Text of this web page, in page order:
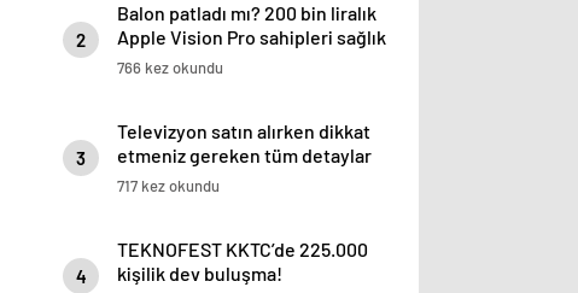
2
Balon patladı mı? 200 bin liralık
Apple Vision Pro sahipleri sağlık
sorunlarından şikayetçi
766 kez okundu
3
Televizyon satın alırken dikkat
etmeniz gereken tüm detaylar
717 kez okundu
4
TEKNOFEST KKTC’de 225.000
kişilik dev buluşma!